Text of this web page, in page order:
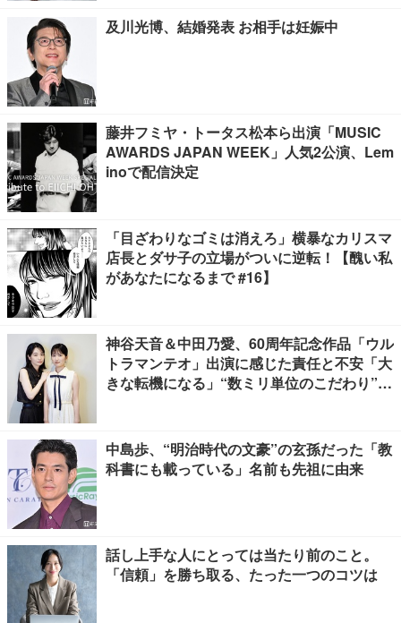
及川光博、結婚発表 お相手は妊娠中
藤井フミヤ・トータス松本ら出演「MUSIC
AWARDS JAPAN WEEK」人気2公演、Lem
inoで配信決定
「目ざわりなゴミは消えろ」横暴なカリスマ
店長とダサ子の立場がついに逆転！【醜い私
があなたになるまで #16】
神谷天音＆中田乃愛、60周年記念作品「ウル
トラマンテオ」出演に感じた責任と不安「大
きな転機になる」“数ミリ単位のこだわり”特
中島歩、“明治時代の文豪”の玄孫だった「教
科書にも載っている」名前も先祖に由来
話し上手な人にとっては当たり前のこと。
「信頼」を勝ち取る、たった一つのコツは